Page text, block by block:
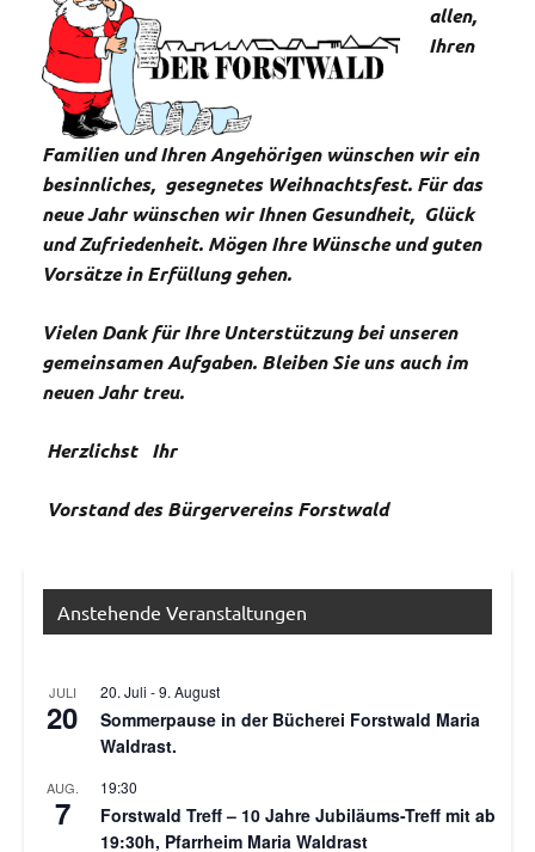
allen,
Ihren
Familien und Ihren Angehörigen wünschen wir ein
besinnliches, gesegnetes Weihnachtsfest. Für das
neue Jahr wünschen wir Ihnen Gesundheit, Glück
und Zufriedenheit. Mögen Ihre Wünsche und guten
Vorsätze in Erfüllung gehen.
Vielen Dank für Ihre Unterstützung bei unseren
gemeinsamen Aufgaben. Bleiben Sie uns auch im
neuen Jahr treu.
Herzlichst Ihr
Vorstand des Bürgervereins Forstwald
Allgemein
Anstehende Veranstaltungen
JULI
20
20. Juli -9. August
Sommerpause in der Bücherei Forstwald Maria
Waldrast.
AUG.
7
19:30
Forstwald Treff – 10 Jahre Jubiläums-Treff mit ab
19:30h, Pfarrheim Maria Waldrast